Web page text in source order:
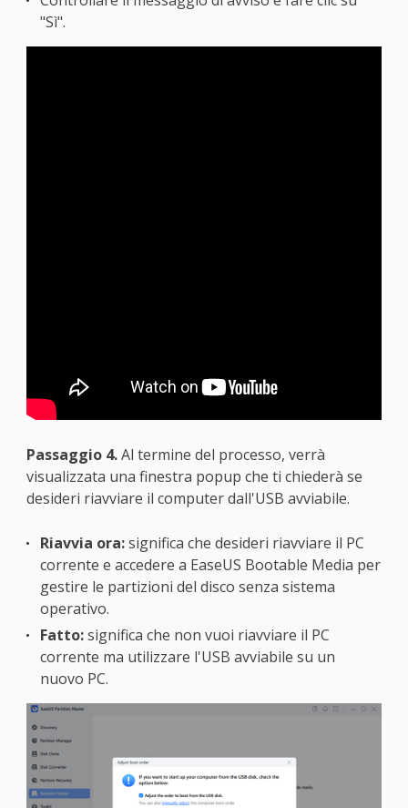
"Sì".
Passaggio 4.Al termine del processo, verrà
visualizzata una finestra popup che ti chiederà se
desideri riavviare il computer dall'USB avviabile.
Riavvia ora:significa che desideri riavviare il PC
corrente e accedere a EaseUS Bootable Media per
gestire le partizioni del disco senza sistema
operativo.
Fatto:significa che non vuoi riavviare il PC
corrente ma utilizzare l'USB avviabile su un
nuovo PC.